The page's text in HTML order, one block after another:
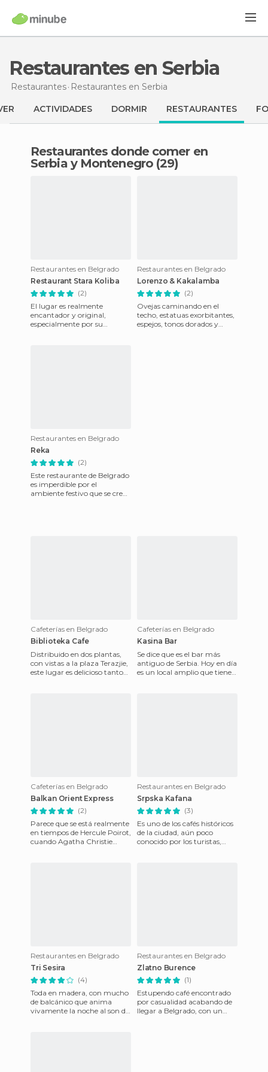
Restaurantes en Serbia
Restaurantes Restaurantes en Serbia
ACTIVIDADES DORMIR RESTAURANTES
Restaurantes donde comer en
Serbia y Montenegro (29)
Restaurantes en Belgrado
Restaurant Stara Koliba
(2)
El lugar es realmente
encantador y original,
especialmente por su
Restaurantes en Belgrado
Lorenzo & Kakalamba
(2)
Ovejas caminando en el
techo, estatuas exorbitantes,
espejos, tonos dorados y
Restaurantes en Belgrado
Reka
(2)
Este restaurante de Belgrado
es imperdible por el
ambiente festivo que se crea
Cafeterías en Belgrado
Biblioteka Cafe
Distribuido en dos plantas,
con vistas a la plaza Terazjie,
este lugar es delicioso tanto
Cafeterías en Belgrado
Kasina Bar
Se dice que es el bar más
antiguo de Serbia. Hoy en día
es un local amplio que tiene
Cafeterías en Belgrado
Balkan Orient Express
(2)
Parece que se está realmente
en tiempos de Hercule Poirot,
cuando Agatha Christie
Restaurantes en Belgrado
Srpska Kafana
(3)
Es uno de los cafés históricos
de la ciudad, aún poco
conocido por los turistas,
Restaurantes en Belgrado
Tri Sesira
(4)
Toda en madera, con mucho
de balcánico que anima
vivamente la noche al son de
Restaurantes en Belgrado
Zlatno Burence
(1)
Estupendo café encontrado
por casualidad acabando de
llegar a Belgrado, con un